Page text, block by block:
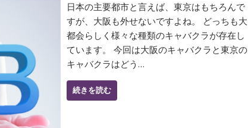
日本の主要都市と言えば、東京はもちろんで
すが、大阪も外せないですよね。 どっちも大
都会らしく様々な種類のキャバクラが存在し
ています。 今回は大阪のキャバクラと東京の
キャバクラはどう…
続きを読む